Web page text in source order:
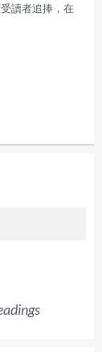
讀者追捧，在